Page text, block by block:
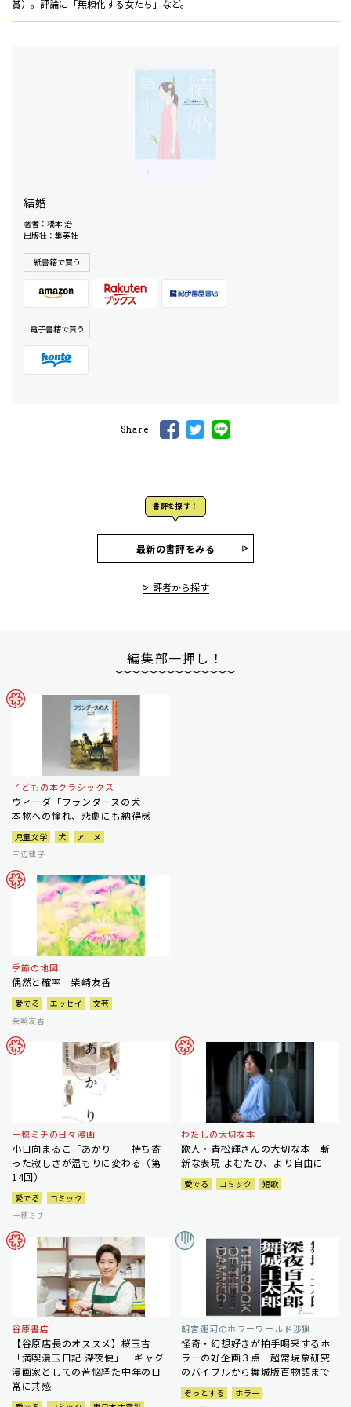
賞）。評論に「無頼化する女たち」など。
結婚
著者：橋本 治
出版社：集英社
紙書籍で買う
電⼦書籍で買う
Share
書評を探す！
最新の書評をみる
評者から探す
編集部一押し！
子どもの本クラシックス
ウィーダ「フランダースの犬」
本物への憧れ、悲劇にも納得感
児童文学 犬
アニメ
三辺律子
季節の地図
偶然と確率 柴崎友香
愛でる エッセイ
文芸
柴崎友香
一穂ミチの日々漫画
小日向まるこ「あかり」 持ち寄
った寂しさが温もりに変わる（第
14回）
愛でる
コミック
一穂ミチ
わたしの大切な本
歌人・青松輝さんの大切な本 斬
新な表現 よむたび、より自由に
愛でる コミック 短歌
谷原書店
【谷原店長のオススメ】桜玉吉
「満喫漫玉日記 深夜便」 ギャグ
漫画家としての苦悩経た中年の日
常に共感
朝宮運河のホラーワールド渉猟
怪奇・幻想好きが拍手喝采するホ
ラーの好企画３点 超常現象研究
のバイブルから舞城版百物語まで
ぞっとする
ホラー